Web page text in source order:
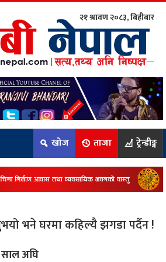
२१ श्रावण २०८३, बिहीबार
खोज ताजा ट्रेन्डीङ्ग
भने घरमा कहिल्यै झगडा पर्दैन !
अघि